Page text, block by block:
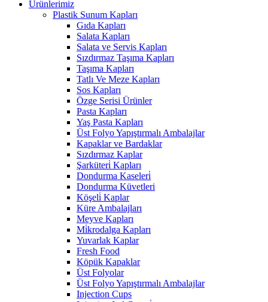
Ürünlerimiz
Plastik Sunum Kapları
Gıda Kapları
Salata Kapları
Salata ve Servis Kapları
Sızdırmaz Taşıma Kapları
Taşıma Kapları
Tatlı Ve Meze Kapları
Sos Kapları
Özge Serisi Ürünler
Pasta Kapları
Yaş Pasta Kapları
Üst Folyo Yapıştırmalı Ambalajlar
Kapaklar ve Bardaklar
Sızdırmaz Kaplar
Şarküteri̇ Kapları
Dondurma Kaseleri̇
Dondurma Küvetleri
Köşeli̇ Kaplar
Küre Ambalajları
Meyve Kapları
Mi̇krodalga Kapları
Yuvarlak Kaplar
Fresh Food
Köpük Kapaklar
Üst Folyolar
Üst Folyo Yapıştırmalı Ambalajlar
Injection Cups